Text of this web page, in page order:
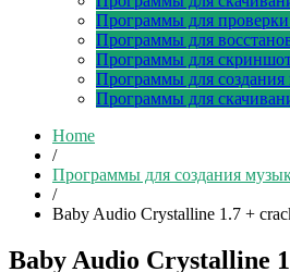
Программы для проверки
Программы для
Программы для
Программы для создания
Программы для
Home
/
Программы для создания
/
Baby Audio Crystalline 1.7 +
Baby Audio Crystalline